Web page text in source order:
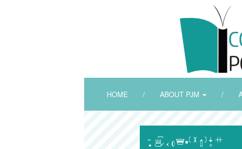
HOME / ABOUT PJM /
